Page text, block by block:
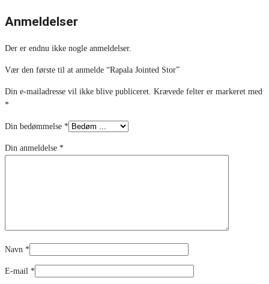
Anmeldelser
Der er endnu ikke nogle anmeldelser.
Vær den første til at anmelde “Rapala Jointed Stor”
Din e-mailadresse vil ikke blive publiceret. Krævede felter er markeret med
*
Din bedømmelse *
Din anmeldelse *
Navn *
E-mail *